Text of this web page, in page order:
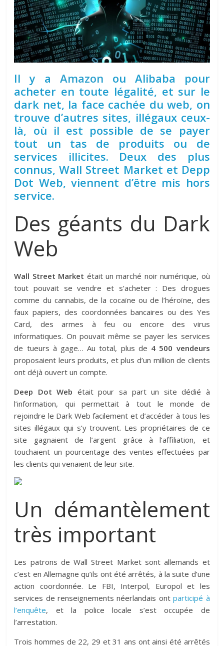
Il y a Amazon ou Alibaba pour
acheter en toute légalité, et sur le
dark net, la face cachée du web, on
trouve d’autres sites, illégaux ceux-
là, où il est possible de se payer
tout un tas de produits ou de
services illicites. Deux des plus
connus, Wall Street Market et Depp
Dot Web, viennent d’être mis hors
service.
Des géants du Dark
Web
Wall Street Market était un marché noir numérique, où
tout pouvait se vendre et s’acheter : Des drogues
comme du cannabis, de la cocaïne ou de l’héroïne, des
faux papiers, des coordonnées bancaires ou des Yes
Card, des armes à feu ou encore des virus
informatiques. On pouvait même se payer les services
de tueurs à gage… Au total, plus de 4 500 vendeurs
proposaient leurs produits, et plus d’un million de clients
ont déjà ouvert un compte.
Deep Dot Web était pour sa part un site dédié à
l’information, qui permettait à tout le monde de
rejoindre le Dark Web facilement et d’accéder à tous les
sites illégaux qui s’y trouvent. Les propriétaires de ce
site gagnaient de l’argent grâce à l’affiliation, et
touchaient un pourcentage des ventes effectuées par
les clients qui venaient de leur site.
Un démantèlement
très important
Les patrons de Wall Street Market sont allemands et
c’est en Allemagne qu’ils ont été arrêtés, à la suite d’une
action coordonnée. Le FBI, Interpol, Europol et les
services de renseignements néerlandais ontparticipé à
l’enquête, et la police locale s’est occupée de
l’arrestation.
Trois hommes de 22, 29 et 31 ans ont ainsi été arrêtés